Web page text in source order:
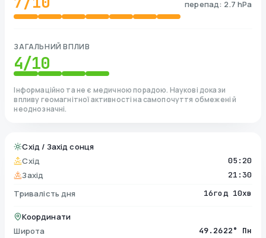
перепад: 2.7 hPa
ЗАГАЛЬНИЙ ВПЛИВ
4/10
Інформаційно та не є медичною порадою. Наукові докази
впливу геомагнітної активності на самопочуття обмежені й
неоднозначні.
Схід / Захід сонця
Схід
05:20
Захід 21:30
Тривалість дня 16год 10хв
Координати
Широта
49.2622° Пн